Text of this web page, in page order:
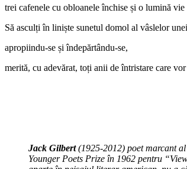
trei cafenele cu obloanele închise și o lumină vie
Să asculți în liniște sunetul domol al vâslelor
apropiindu-se și îndepărtându-se,
merită, cu adevărat, toți anii de întristare care
Jack Gilbert(1925-2012) poet marcant
Younger Poets Prize în 1962 pentru